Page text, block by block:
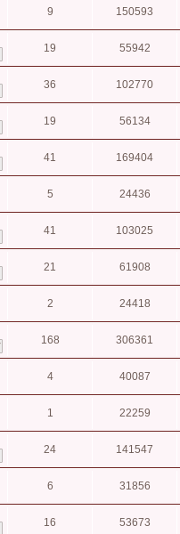
9 150593
19 55942
36 102770
19 56134
41 169404
5 24436
41 103025
21 61908
2 24418
168 306361
4 40087
1 22259
24 141547
6 31856
16 53673